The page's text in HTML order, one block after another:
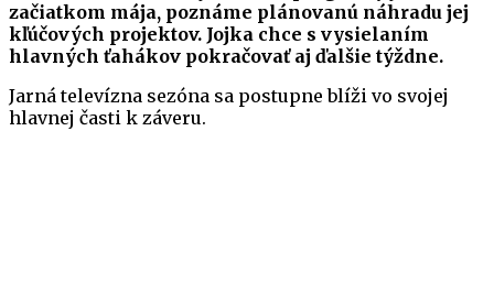
začiatkom mája, poznáme plánovanú náhradu jej
kľúčových projektov. Jojka chce s vysielaním
hlavných ťahákov pokračovať aj ďalšie týždne.
Jarná televízna sezóna sa postupne blíži vo svojej
hlavnej časti k záveru.